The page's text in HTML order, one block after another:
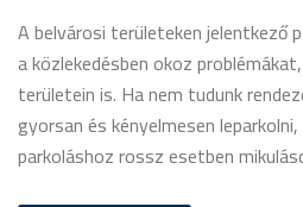
A belvárosi területeken jelentkező
a közlekedésben okoz
területein is. Ha nem tudunk
gyorsan és kényelmesen
parkoláshoz rossz esetben